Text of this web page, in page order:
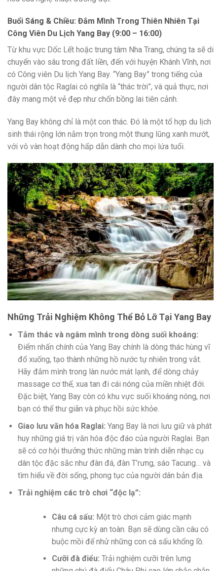
Buổi Sáng & Chiều: Đắm Mình Trong Thiên Nhiên Tại
Công Viên Du Lịch Yang Bay (9:00 – 16:00)
Từ khu vực Dốc Lết hoặc trung tâm Nha Trang, chúng ta sẽ di
chuyển vào sâu trong đất liền, đến với huyện Khánh Vĩnh, nơi
có Công viên Du lịch Yang Bay. “Yang Bay” trong tiếng của
người dân tộc Raglai có nghĩa là “thác trời”, và quả thực, nơi
đây mang một vẻ đẹp như chốn bồng lai tiên cảnh.
Yang Bay không chỉ là một con thác. Đó là một tổ hợp du lịch
sinh thái rộng lớn nằm trọn trong một thung lũng xanh mướt,
với vô vàn hoạt động hấp dẫn dành cho mọi lứa tuổi.
Những Trải Nghiệm Không Thể Bỏ Lỡ Tại Yang Bay
Tắm thác và ngâm mình trong dòng suối khoáng:
Điểm nhấn chính của Yang Bay chính là dòng thác hùng vĩ
đổ xuống, tạo thành những hồ nước tự nhiên trong vắt.
Hãy đắm mình trong làn nước mát lạnh, để dòng chảy
massage cơ thể, xua tan đi cái nóng của miền nhiệt đới.
Đặc biệt, Yang Bay còn có khu vực suối khoáng nóng, nơi
bạn có thể thư giãn và phục hồi sức khỏe.
Giao lưu văn hóa Raglai: Yang Bay là nơi lưu giữ và phát
huy những giá trị văn hóa độc đáo của người Raglai. Bạn
sẽ có cơ hội thưởng thức những màn trình diễn nhạc cụ
dân tộc đặc sắc như đàn đá, đàn T’rưng, sáo Tacung… và
tìm hiểu về đời sống, phong tục của người dân bản địa.
Trải nghiệm các trò chơi “độc lạ”:
Câu cá sấu: Một trò chơi cảm giác mạnh
nhưng cực kỳ an toàn. Bạn sẽ dùng cần câu có
buộc mồi để nhử những con cá sấu khổng lồ.
Cưỡi đà điểu: Trải nghiệm cưỡi trên lưng